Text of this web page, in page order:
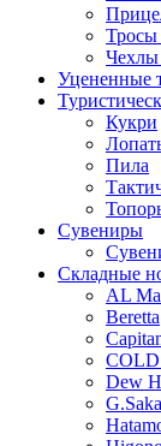
Тросы
Чехлы
Уцененные
Кукри
Пила
Сувениры
Складные
AL
Beretta
Dew